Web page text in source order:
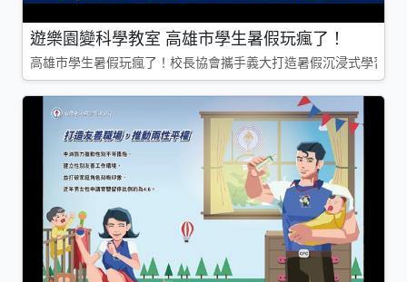
遊樂園變科學教室 高雄市學生暑假玩瘋了！
高雄市學生暑假玩瘋了！校長協會攜手義大打造暑假沉浸式學習基